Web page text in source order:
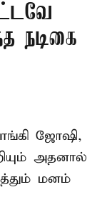
நடிகை
ஜோஷி,
அதனால்
மனம்